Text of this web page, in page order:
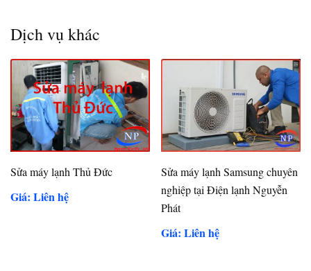
Dịch vụ khác
Sửa máy lạnh Thủ Đức
Giá: Liên hệ
Sửa máy lạnh Samsung chuyên
nghiệp tại Điện lạnh Nguyễn
Phát
Giá: Liên hệ